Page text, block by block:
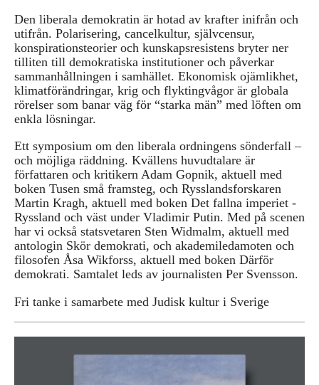
Vill du ha information om våra program?
Fyll i din emailadress:
Den liberala demokratin är hotad av krafter inifrån och
utifrån. Polarisering, cancelkultur, självcensur,
konspirationsteorier och kunskapsresistens bryter ner
tilliten till demokratiska institutioner och påverkar
sammanhållningen i samhället. Ekonomisk ojämlikhet,
klimatförändringar, krig och flyktingvågor är globala
rörelser som banar väg för “starka män” med löften om
enkla lösningar.
Ett symposium om den liberala ordningens sönderfall –
och möjliga räddning. Kvällens huvudtalare är
författaren och kritikern Adam Gopnik, aktuell med
boken Tusen små framsteg, och Rysslandsforskaren
Martin Kragh, aktuell med boken Det fallna imperiet -
Ryssland och väst under Vladimir Putin. Med på scenen
har vi också statsvetaren Sten Widmalm, aktuell med
antologin Skör demokrati, och akademiledamoten och
filosofen Åsa Wikforss, aktuell med boken Därför
demokrati. Samtalet leds av journalisten Per Svensson.
Fri tanke i samarbete med Judisk kultur i Sverige